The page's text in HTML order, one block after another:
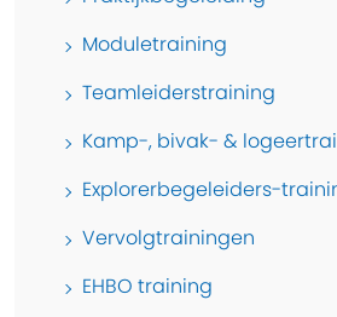
Moduletraining
Teamleiderstraining
Kamp-, bivak- &
Explorerbegeleiders-
Vervolgtrainingen
EHBO training